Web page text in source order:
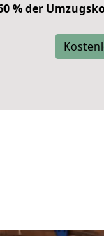
% der